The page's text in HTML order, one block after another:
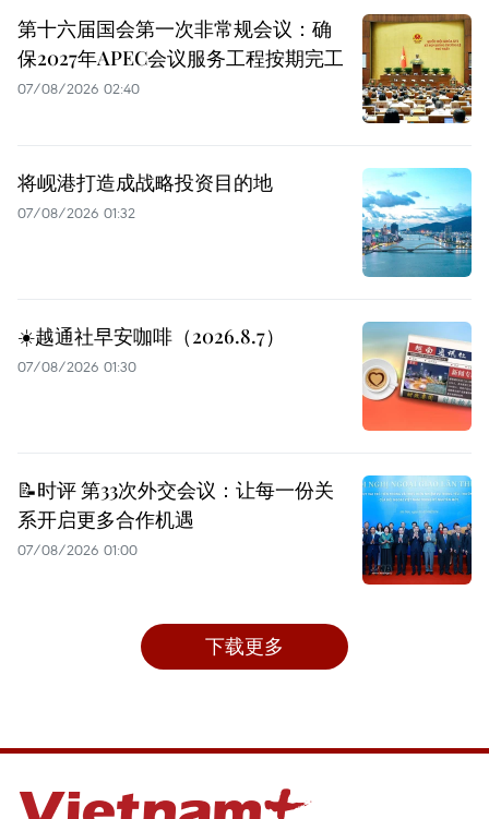
第十六届国会第一次非常规会议：确
保2027年APEC会议服务工程按期完工
07/08/2026 02:40
将岘港打造成战略投资目的地
07/08/2026 01:32
☀️越通社早安咖啡（2026.8.7）
07/08/2026 01:30
📝时评 第33次外交会议：让每一份关
系开启更多合作机遇
07/08/2026 01:00
下载更多